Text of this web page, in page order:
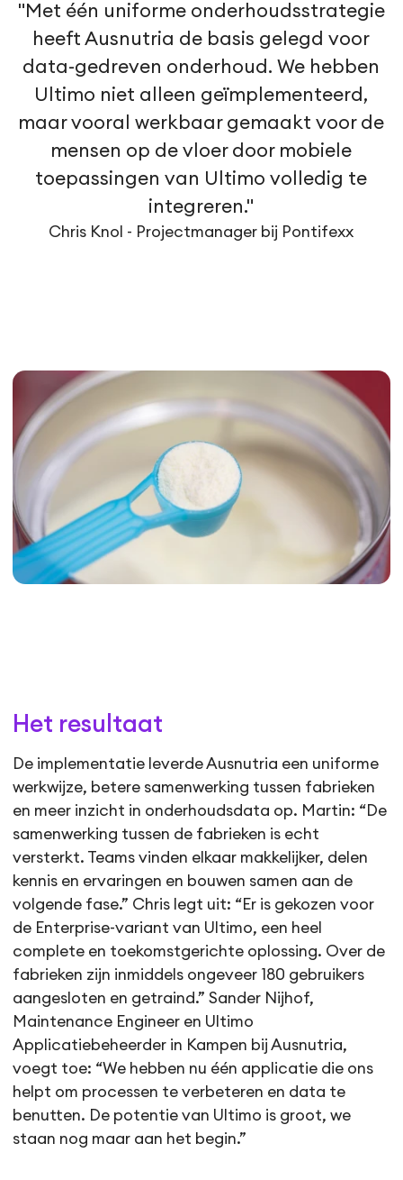
"Met één uniforme onderhoudsstrategie
heeft Ausnutria de basis gelegd voor
data-gedreven onderhoud. We hebben
Ultimo niet alleen geïmplementeerd,
maar vooral werkbaar gemaakt voor de
mensen op de vloer door mobiele
toepassingen van Ultimo volledig te
integreren."
Chris Knol - Projectmanager bij Pontifexx
Het resultaat
De implementatie leverde Ausnutria een uniforme
werkwijze, betere samenwerking tussen fabrieken
en meer inzicht in onderhoudsdata op. Martin: “De
samenwerking tussen de fabrieken is echt
versterkt. Teams vinden elkaar makkelijker, delen
kennis en ervaringen en bouwen samen aan de
volgende fase.” Chris legt uit: “Er is gekozen voor
de Enterprise-variant van Ultimo, een heel
complete en toekomstgerichte oplossing. Over de
fabrieken zijn inmiddels ongeveer 180 gebruikers
aangesloten en getraind.” Sander Nijhof,
Maintenance Engineer en Ultimo
Applicatiebeheerder in Kampen bij Ausnutria,
voegt toe: “We hebben nu één applicatie die ons
helpt om processen te verbeteren en data te
benutten. De potentie van Ultimo is groot, we
staan nog maar aan het begin.”